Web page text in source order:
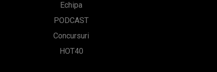
Echipa
PODCAST
Concursuri
HOT40